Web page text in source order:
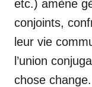
etc.) amène
conjoints,
leur vie
l’union
chose change.